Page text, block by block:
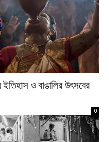
ও বাঙালির উৎসবের
0